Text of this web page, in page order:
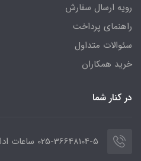
رویه ارسال سفارش
راهنمای پرداخت
سئوالات متداول
خرید همکاران
در کنار شما
025-36648104-5 ساعات اداری (9 صبح الی 14)